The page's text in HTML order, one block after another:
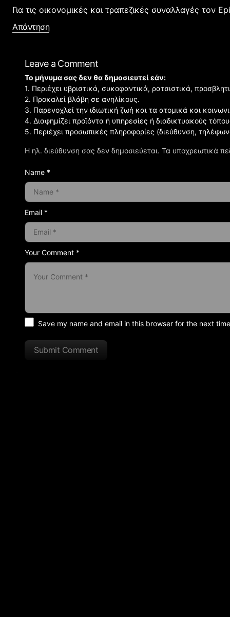
Για τις οικονομικές και τραπεζικές συναλλαγές τον
Απάντηση
Leave a Comment
Η ηλ. διεύθυνση σας δεν δημοσιεύεται. Τα υποχρεωτικά
Your Comment *
Το μήνυμα σας δεν θα δημοσιευτεί εάν:
1. Περιέχει υβριστικά, συκοφαντικά, ρατσιστικά,
2. Προκαλεί βλάβη σε ανηλίκους.
3. Παρενοχλεί την ιδιωτική ζωή και τα ατομικά και
4. Διαφημίζει προϊόντα ή υπηρεσίες ή διαδικτυακούς
5. Περιέχει προσωπικές πληροφορίες (διεύθυνση,
Name *
Email *
Save my name and email in this browser for the next
Submit Comment